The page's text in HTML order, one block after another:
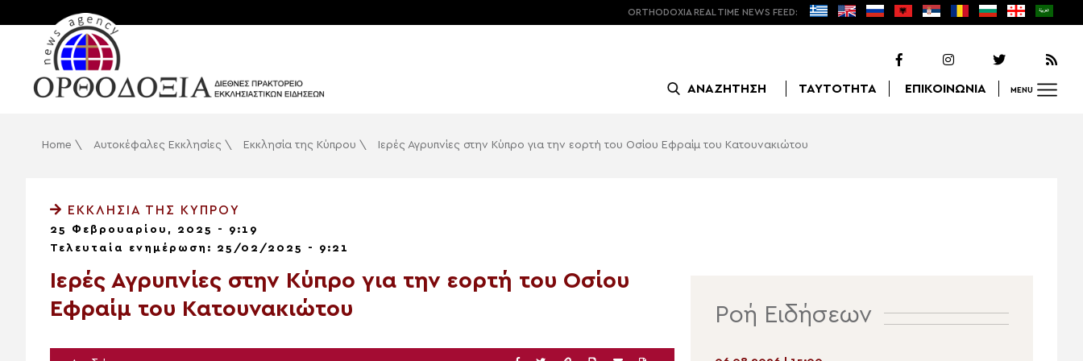
ORTHODOXIA REAL TIME NEWS FEED:
ΑΝΑΖΗΤΗΣΗ ΤΑΥΤΟΤΗΤΑ ΕΠΙΚΟΙΝΩΝΙΑ MENU
Home \ Αυτοκέφαλες Εκκλησίες \ Εκκλησία της Κύπρου \ Ιερές Αγρυπνίες στην Κύπρο για την εορτή του Οσίου Εφραίμ του Κατουνακιώτου
ΕΚΚΛΗΣΊΑ ΤΗΣ ΚΎΠΡΟΥ
25 Φεβρουαρίου, 2025 - 9:19
Τελευταία ενημέρωση: 25/02/2025 - 9:21
Ιερές Αγρυπνίες στην Κύπρο για την εορτή του Οσίου
Εφραίμ του Κατουνακιώτου
Ροή Ειδήσεων